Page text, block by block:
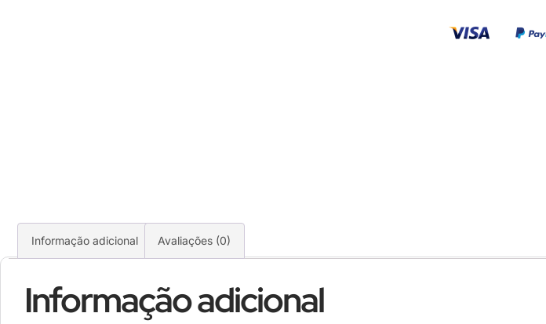
Informação adicional Avaliações (0)
Informação adicional